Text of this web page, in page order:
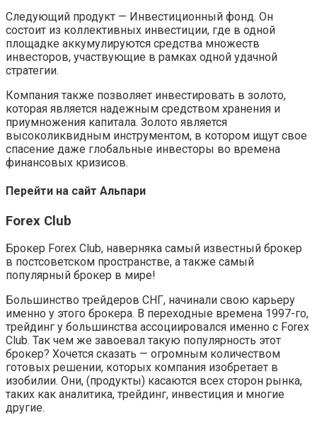
Следующий продукт — Инвестиционный фонд. Он
состоит из коллективных инвестиции, где в одной
площадке аккумулируются средства множеств
инвесторов, участвующие в рамках одной удачной
стратегии.
Компания также позволяет инвестировать в золото,
которая является надежным средством хранения и
приумножения капитала. Золото является
высоколиквидным инструментом, в котором ищут свое
спасение даже глобальные инвесторы во времена
финансовых кризисов.
Перейти на сайт Альпари
Forex Club
Брокер Forex Club, наверняка самый известный брокер
в постсоветском пространстве, а также самый
популярный брокер в мире!
Большинство трейдеров СНГ, начинали свою карьеру
именно у этого брокера. В переходные времена 1997-го,
трейдинг у большинства ассоциировался именно с Forex
Club. Так чем же завоевал такую популярность этот
брокер? Хочется сказать — огромным количеством
готовых решении, которых компания изобретает в
изобилии. Они, (продукты) касаются всех сторон рынка,
таких как аналитика, трейдинг, инвестиция и многие
другие.